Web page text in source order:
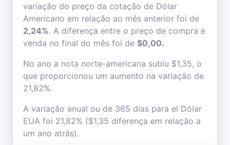
variação do preço da cotação de Dólar
Americano em relação ao mês anterior foi de
2,24%. A diferença entre o preço de compra e
venda no final do mês foi de $0,00.
No ano a nota norte-americana subiu $1,35, o
que proporcionou um aumento na variação de
21,82%.
A variação anual ou de 365 dias para el Dólar
EUA foi 21,82% ($1,35 diferença em relação a
um ano atrás).